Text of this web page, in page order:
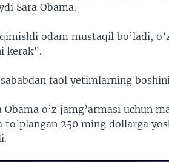
Sara Obama.
odam mustaqil bo’ladi,
kerak”.
faol yetimlarning
Obama o’z jamg’armasi uchun
to’plangan 250 ming dollarga